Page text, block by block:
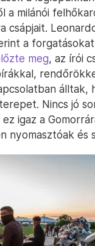
a milánói
csápjait.
a forgatásokat
meg, az írói
álltak,
Nincs jó
igaz a
nyomasztóak és